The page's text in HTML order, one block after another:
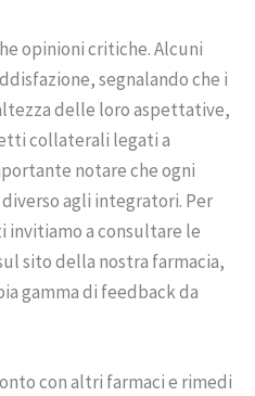
opinioni critiche. Alcuni
segnalando che i
delle loro aspettative,
collaterali legati a
notare che ogni
agli integratori. Per
invitiamo a consultare le
sito della nostra farmacia,
gamma di feedback da
con altri farmaci e rimedi